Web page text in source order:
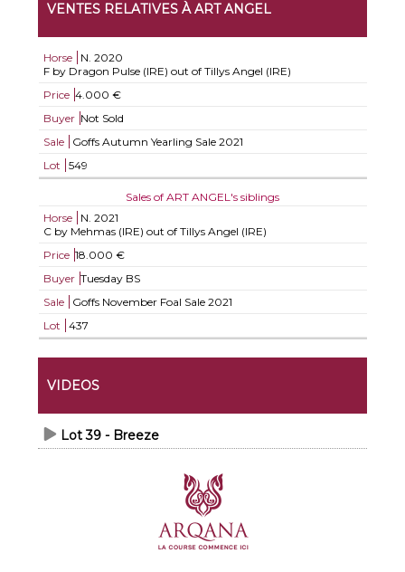
VENTES RELATIVES À ART ANGEL
Horse N. 2020
F by Dragon Pulse (IRE) out of Tillys Angel (IRE)
Price 4.000 €
Buyer Not Sold
Sale
Goffs Autumn Yearling Sale 2021
Lot
549
Sales of ART ANGEL's siblings
Horse
N. 2021
C by Mehmas (IRE) out of Tillys Angel (IRE)
Price 18.000 €
Buyer Tuesday BS
Sale
Goffs November Foal Sale 2021
Lot
437
VIDEOS
Lot 39 - Breeze